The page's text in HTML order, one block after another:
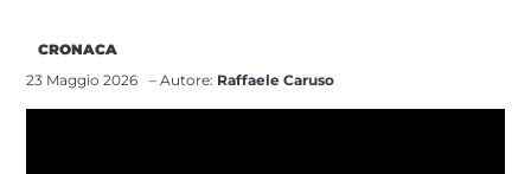
CRONACA
23 Maggio 2026
– Autore: Raffaele Caruso